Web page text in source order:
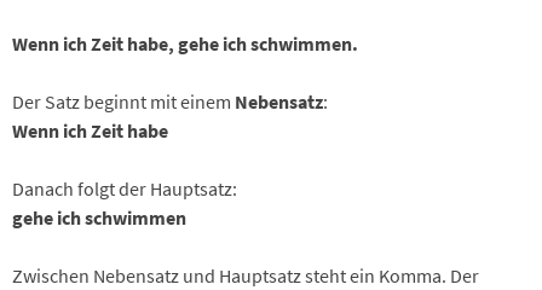
Wenn ich Zeit habe, gehe ich schwimmen.
Der Satz beginnt mit einem Nebensatz:
Wenn ich Zeit habe
Danach folgt der Hauptsatz:
gehe ich schwimmen
Zwischen Nebensatz und Hauptsatz steht ein Komma. Der